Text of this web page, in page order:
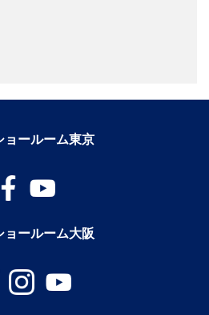
ョールーム東京
ョールーム大阪